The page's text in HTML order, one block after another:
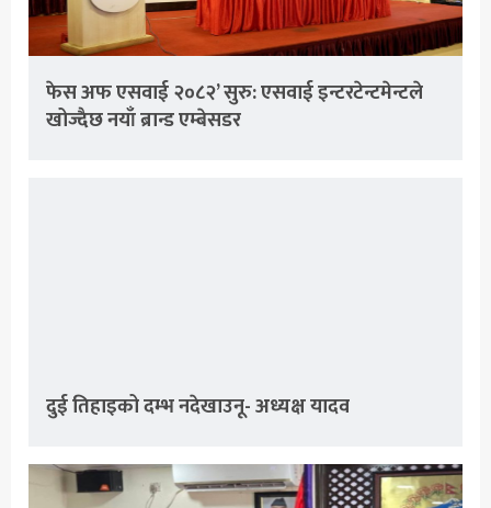
फेस अफ एसवाई २०८२’ सुरु: एसवाई इन्टरटेन्टमेन्टले
खोज्दैछ नयाँ ब्रान्ड एम्बेसडर
दुई तिहाइको दम्भ नदेखाउनू- अध्यक्ष यादव